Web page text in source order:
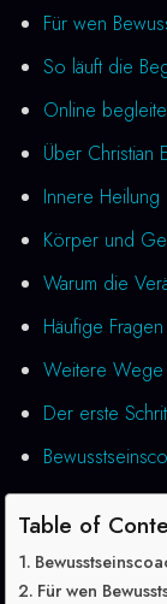
Für wen
So läuft die
Online
Über Christian
Innere Heilung
Körper und
Warum die
Häufige Fragen
Weitere Wege
Der erste
Table of
Für wen